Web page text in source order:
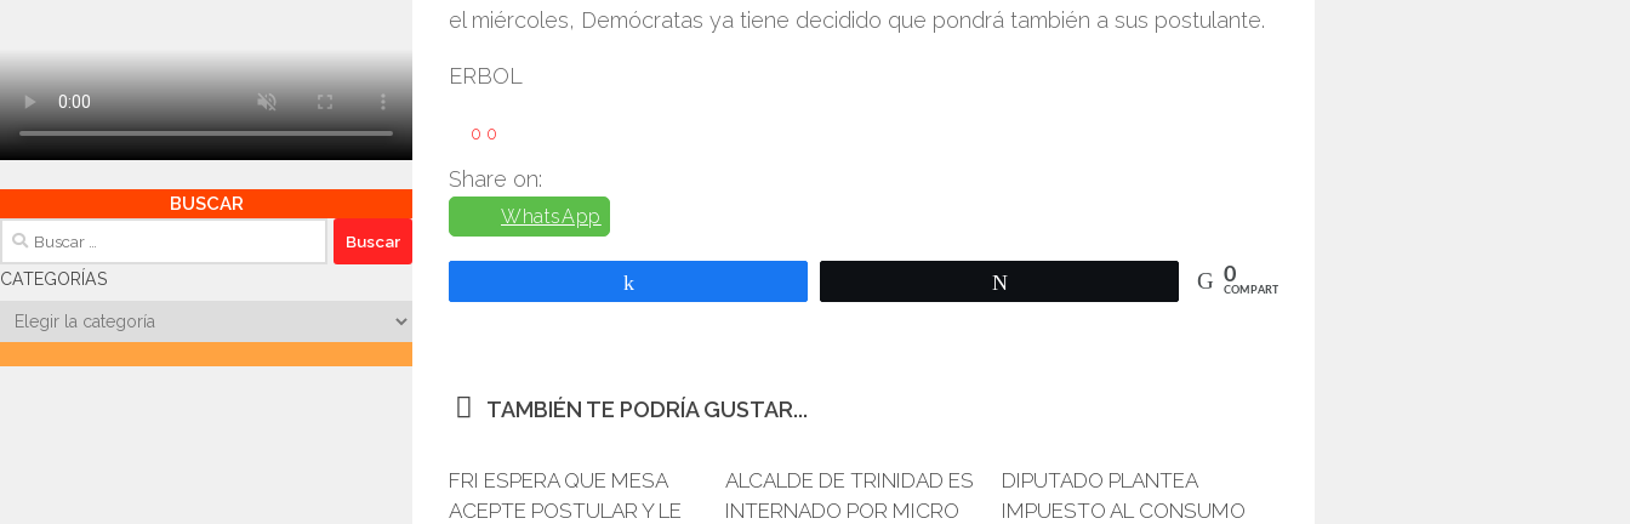
el miércoles, Demócratas ya tiene decidido que pondrá también a sus postulante.
ERBOL
0 0
Share on:
WhatsApp
0
COMPARTIR
TAMBIÉN TE PODRÍA GUSTAR...
FRI ESPERA QUE MESA
ACEPTE POSTULAR Y LE
ALCALDE DE TRINIDAD ES
INTERNADO POR MICRO
DIPUTADO PLANTEA
IMPUESTO AL CONSUMO
BUSCAR
Buscar:
CATEGORÍAS
Categorías